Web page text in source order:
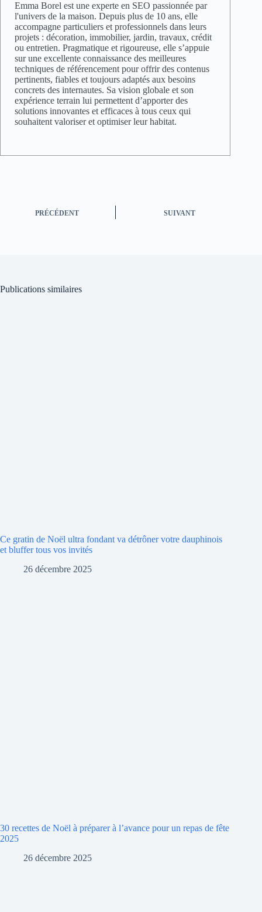
Emma Borel est une experte en SEO passionnée par
l'univers de la maison. Depuis plus de 10 ans, elle
accompagne particuliers et professionnels dans leurs
projets : décoration, immobilier, jardin, travaux, crédit
ou entretien. Pragmatique et rigoureuse, elle s’appuie
sur une excellente connaissance des meilleures
techniques de référencement pour offrir des contenus
pertinents, fiables et toujours adaptés aux besoins
concrets des internautes. Sa vision globale et son
expérience terrain lui permettent d’apporter des
solutions innovantes et efficaces à tous ceux qui
souhaitent valoriser et optimiser leur habitat.
PRÉCÉDENT SUIVANT
Publications similaires
Ce gratin de Noël ultra fondant va détrôner votre dauphinois
et bluffer tous vos invités
26 décembre 2025
30 recettes de Noël à préparer à l’avance pour un repas de fête
2025
26 décembre 2025